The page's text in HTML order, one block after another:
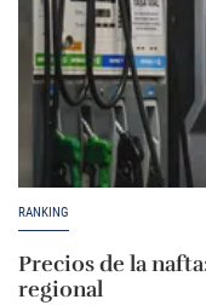
RANKING
Precios de la
regional